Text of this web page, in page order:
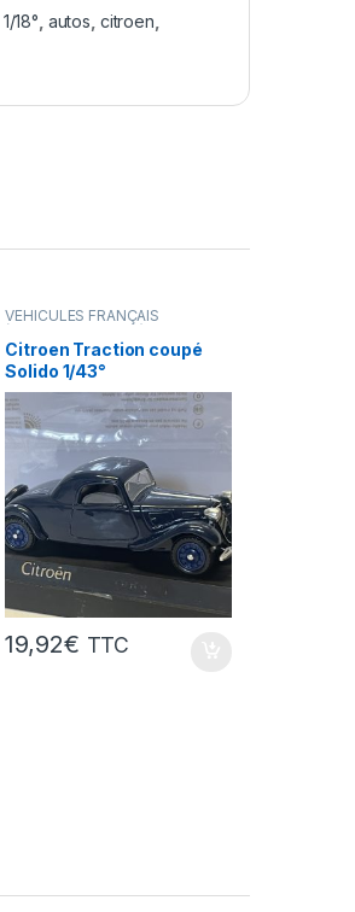
1/18°, autos, citroen,
VÉHICULES FRANÇAIS
(voitures,camions...)
Citroen Traction coupé
Solido 1/43°
19,92€ TTC